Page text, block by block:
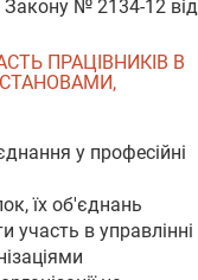
Закону № 2134-12 від
ПРАЦІВНИКІВ В
у професійні
їх об'єднань
участь в управлінні